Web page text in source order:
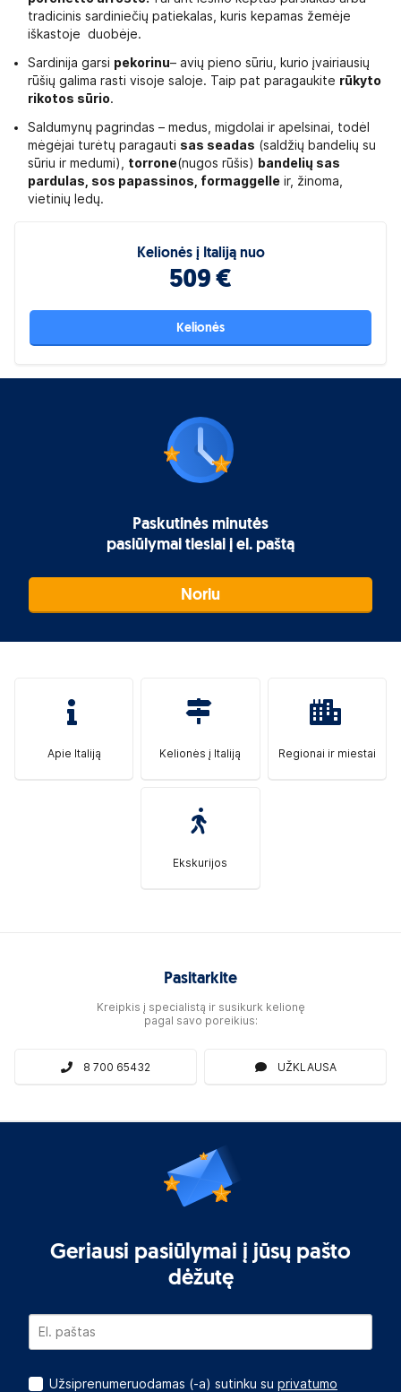
tradicinis sardiniečių patiekalas, kuris kepamas žemėje
iškastoje duobėje.
Sardinija garsi pekorinu– avių pieno sūriu, kurio įvairiausių
rūšių galima rasti visoje saloje. Taip pat paragaukite rūkyto
rikotos sūrio.
Saldumynų pagrindas – medus, migdolai ir apelsinai, todėl
mėgėjai turėtų paragauti sas seadas (saldžių bandelių su
sūriu ir medumi), torrone(nugos rūšis) bandelių sas
pardulas, sos papassinos, formaggelle ir, žinoma,
vietinių ledų.
Kelionės į Italiją nuo
509 €
Kelionės
Paskutinės minutės
pasiūlymai tiesiai į el. paštą
Noriu
Apie Italiją Kelionės į Italiją Regionai ir miestai
Ekskurijos
Pasitarkite
Kreipkis į specialistą ir susikurk kelionę
pagal savo poreikius:
8 700 65432 UŽKLAUSA
Geriausi pasiūlymai į jūsų pašto
dėžutę
Užsiprenumeruodamas (-a) sutinku su privatumo